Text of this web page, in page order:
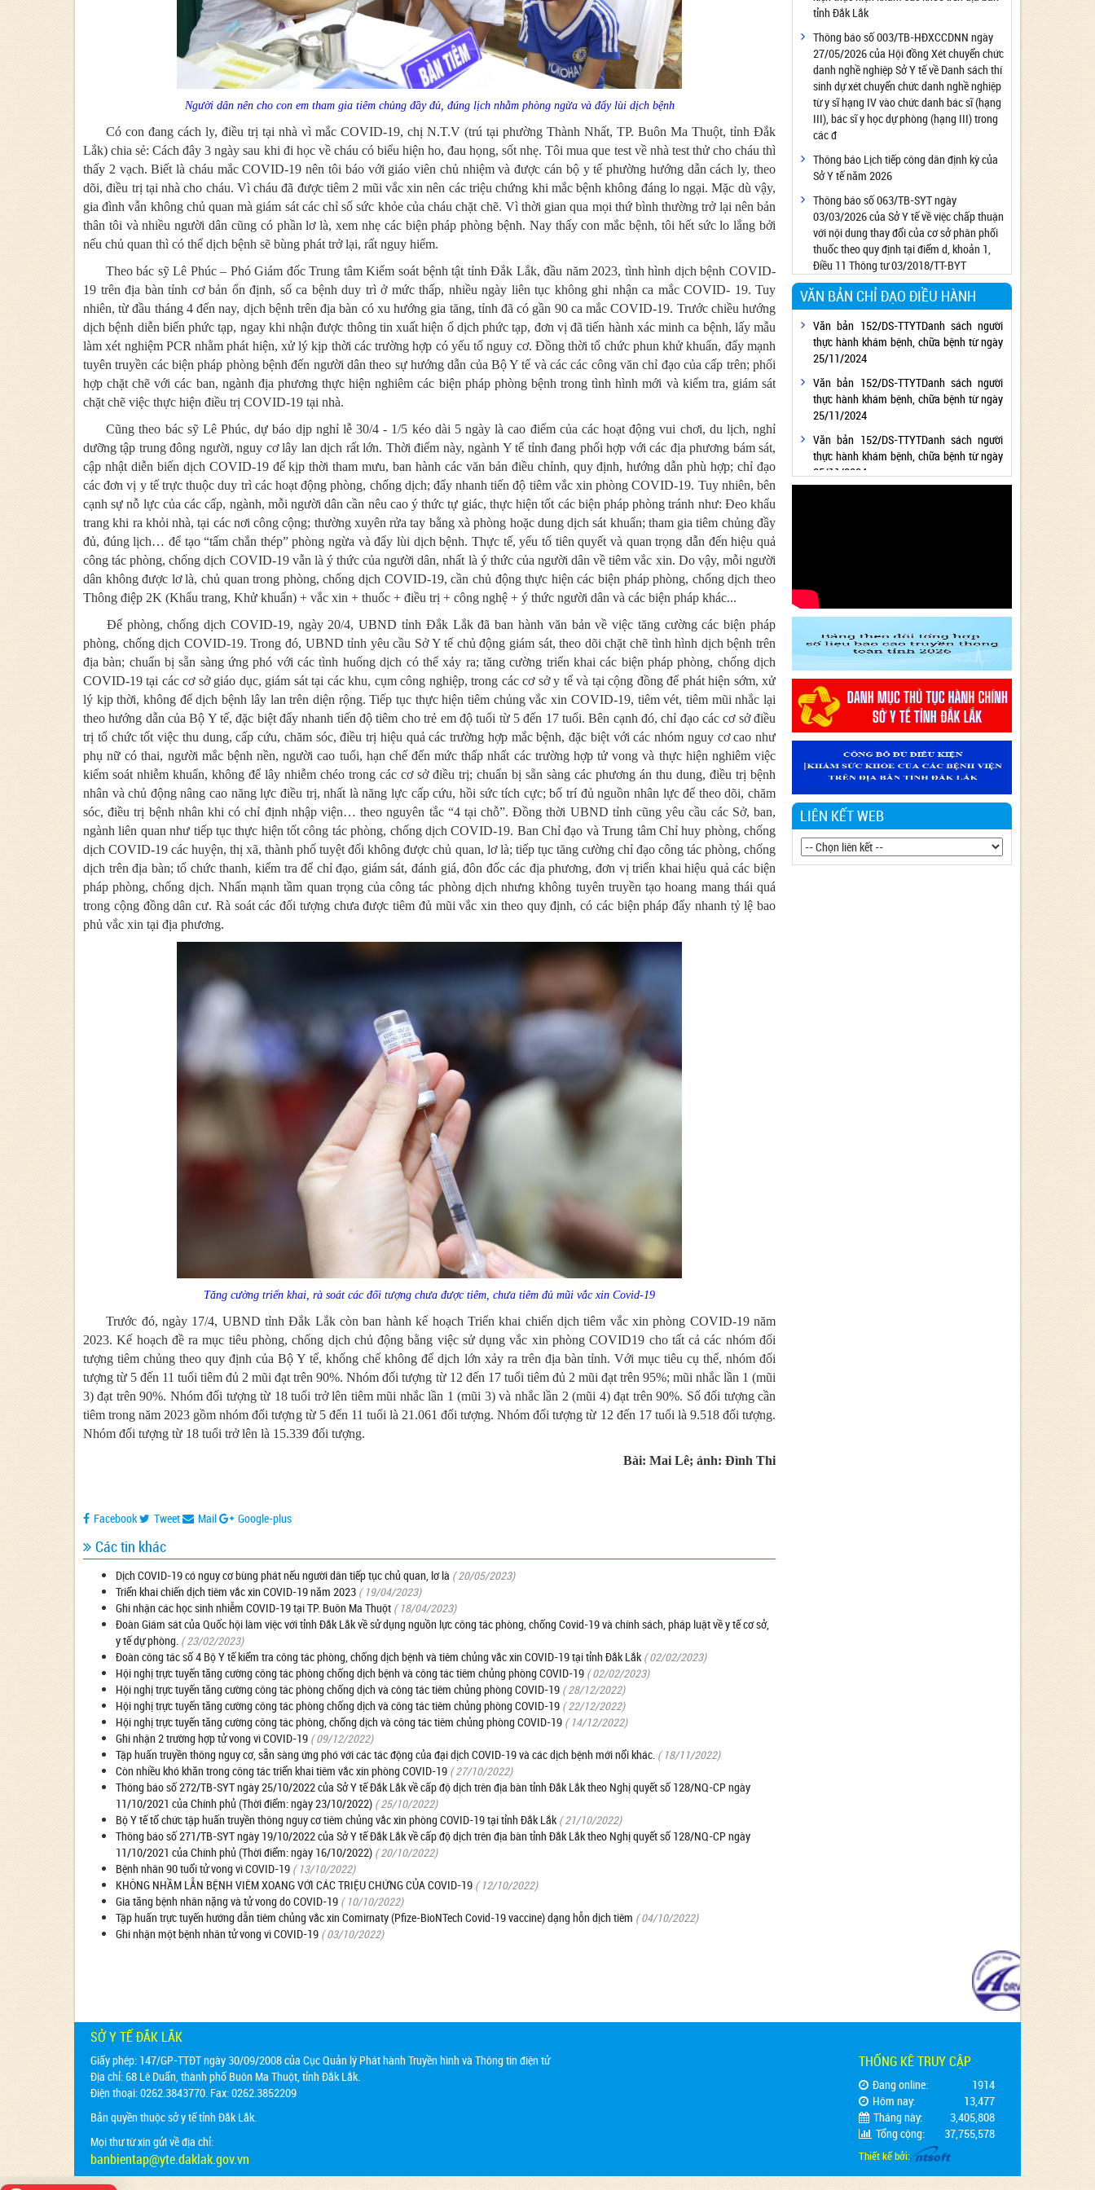
Người dân nên cho con em tham gia tiêm chủng đầy đủ, đúng lịch nhằm phòng ngừa và đẩy lùi dịch bệnh
Có con đang cách ly, điều trị tại nhà vì mắc COVID-19, chị N.T.V (trú tại phường Thành Nhất, TP. Buôn Ma Thuột, tỉnh Đắk
Lắk) chia sẻ: Cách đây 3 ngày sau khi đi học về cháu có biểu hiện ho, đau họng, sốt nhẹ. Tôi mua que test về nhà test thử cho cháu thì
thấy 2 vạch. Biết là cháu mắc COVID-19 nên tôi báo với giáo viên chủ nhiệm và được cán bộ y tế phường hướng dẫn cách ly, theo
dõi, điều trị tại nhà cho cháu. Vì cháu đã được tiêm 2 mũi vắc xin nên các triệu chứng khi mắc bệnh không đáng lo ngại. Mặc dù vậy,
gia đình vẫn không chủ quan mà giám sát các chỉ số sức khỏe của cháu chặt chẽ. Vì thời gian qua mọi thứ bình thường trở lại nên bản
thân tôi và nhiều người dân cũng có phần lơ là, xem nhẹ các biện pháp phòng bệnh. Nay thấy con mắc bệnh, tôi hết sức lo lắng bởi
nếu chủ quan thì có thể dịch bệnh sẽ bùng phát trở lại, rất nguy hiểm.
Theo bác sỹ Lê Phúc – Phó Giám đốc Trung tâm Kiểm soát bệnh tật tỉnh Đắk Lắk, đầu năm 2023, tình hình dịch bệnh COVID-
19 trên địa bàn tỉnh cơ bản ổn định, số ca bệnh duy trì ở mức thấp, nhiều ngày liên tục không ghi nhận ca mắc COVID- 19. Tuy
nhiên, từ đầu tháng 4 đến nay, dịch bệnh trên địa bàn có xu hướng gia tăng, tỉnh đã có gần 90 ca mắc COVID-19. Trước chiều hướng
dịch bệnh diễn biến phức tạp, ngay khi nhận được thông tin xuất hiện ổ dịch phức tạp, đơn vị đã tiến hành xác minh ca bệnh, lấy mẫu
làm xét nghiệm PCR nhằm phát hiện, xử lý kịp thời các trường hợp có yếu tố nguy cơ. Đồng thời tổ chức phun khử khuẩn, đẩy mạnh
tuyên truyền các biện pháp phòng bệnh đến người dân theo sự hướng dẫn của Bộ Y tế và các các công văn chỉ đạo của cấp trên; phối
hợp chặt chẽ với các ban, ngành địa phương thực hiện nghiêm các biện pháp phòng bệnh trong tình hình mới và kiểm tra, giám sát
chặt chẽ việc thực hiện điều trị COVID-19 tại nhà.
Cũng theo bác sỹ Lê Phúc, dự báo dịp nghỉ lễ 30/4 - 1/5 kéo dài 5 ngày là cao điểm của các hoạt động vui chơi, du lịch, nghỉ
dưỡng tập trung đông người, nguy cơ lây lan dịch rất lớn. Thời điểm này, ngành Y tế tỉnh đang phối hợp với các địa phương bám sát,
cập nhật diễn biến dịch COVID-19 để kịp thời tham mưu, ban hành các văn bản điều chỉnh, quy định, hướng dẫn phù hợp; chỉ đạo
các đơn vị y tế trực thuộc duy trì các hoạt động phòng, chống dịch; đẩy nhanh tiến độ tiêm vắc xin phòng COVID-19. Tuy nhiên, bên
cạnh sự nỗ lực của các cấp, ngành, mỗi người dân cần nêu cao ý thức tự giác, thực hiện tốt các biện pháp phòng tránh như: Đeo khẩu
trang khi ra khỏi nhà, tại các nơi công cộng; thường xuyên rửa tay bằng xà phòng hoặc dung dịch sát khuẩn; tham gia tiêm chủng đầy
đủ, đúng lịch… để tạo “tấm chắn thép” phòng ngừa và đẩy lùi dịch bệnh. Thực tế, yếu tố tiên quyết và quan trọng dẫn đến hiệu quả
công tác phòng, chống dịch COVID-19 vẫn là ý thức của người dân, nhất là ý thức của người dân về tiêm vắc xin. Do vậy, mỗi người
dân không được lơ là, chủ quan trong phòng, chống dịch COVID-19, cần chủ động thực hiện các biện pháp phòng, chống dịch theo
Thông điệp 2K (Khẩu trang, Khử khuẩn) + vắc xin + thuốc + điều trị + công nghệ + ý thức người dân và các biện pháp khác...
Để phòng, chống dịch COVID-19, ngày 20/4, UBND tỉnh Đắk Lắk đã ban hành văn bản về việc tăng cường các biện pháp
phòng, chống dịch COVID-19. Trong đó, UBND tỉnh yêu cầu Sở Y tế chủ động giám sát, theo dõi chặt chẽ tình hình dịch bệnh trên
địa bàn; chuẩn bị sẵn sàng ứng phó với các tình huống dịch có thể xảy ra; tăng cường triển khai các biện pháp phòng, chống dịch
COVID-19 tại các cơ sở giáo dục, giám sát tại các khu, cụm công nghiệp, trong các cơ sở y tế và tại cộng đồng để phát hiện sớm, xử
lý kịp thời, không để dịch bệnh lây lan trên diện rộng. Tiếp tục thực hiện tiêm chủng vắc xin COVID-19, tiêm vét, tiêm mũi nhắc lại
theo hướng dẫn của Bộ Y tế, đặc biệt đẩy nhanh tiến độ tiêm cho trẻ em độ tuổi từ 5 đến 17 tuổi. Bên cạnh đó, chỉ đạo các cơ sở điều
trị tổ chức tốt việc thu dung, cấp cứu, chăm sóc, điều trị hiệu quả các trường hợp mắc bệnh, đặc biệt với các nhóm nguy cơ cao như
phụ nữ có thai, người mắc bệnh nền, người cao tuổi, hạn chế đến mức thấp nhất các trường hợp tử vong và thực hiện nghiêm việc
kiểm soát nhiễm khuẩn, không để lây nhiễm chéo trong các cơ sở điều trị; chuẩn bị sẵn sàng các phương án thu dung, điều trị bệnh
nhân và chủ động nâng cao năng lực điều trị, nhất là năng lực cấp cứu, hồi sức tích cực; bố trí đủ nguồn nhân lực để theo dõi, chăm
sóc, điều trị bệnh nhân khi có chỉ định nhập viện… theo nguyên tắc “4 tại chỗ”. Đồng thời UBND tỉnh cũng yêu cầu các Sở, ban,
ngành liên quan như tiếp tục thực hiện tốt công tác phòng, chống dịch COVID-19. Ban Chỉ đạo và Trung tâm Chỉ huy phòng, chống
dịch COVID-19 các huyện, thị xã, thành phố tuyệt đối không được chủ quan, lơ là; tiếp tục tăng cường chỉ đạo công tác phòng, chống
dịch trên địa bàn; tổ chức thanh, kiểm tra để chỉ đạo, giám sát, đánh giá, đôn đốc các địa phương, đơn vị triển khai hiệu quả các biện
pháp phòng, chống dịch. Nhấn mạnh tầm quan trọng của công tác phòng dịch nhưng không tuyên truyền tạo hoang mang thái quá
trong cộng đồng dân cư. Rà soát các đối tượng chưa được tiêm đủ mũi vắc xin theo quy định, có các biện pháp đẩy nhanh tỷ lệ bao
phủ vắc xin tại địa phương.
Tăng cường triển khai, rà soát các đối tượng chưa được tiêm, chưa tiêm đủ mũi vắc xin Covid-19
Trước đó, ngày 17/4, UBND tỉnh Đắk Lắk còn ban hành kế hoạch Triển khai chiến dịch tiêm vắc xin phòng COVID-19 năm
2023. Kế hoạch đề ra mục tiêu phòng, chống dịch chủ động bằng việc sử dụng vắc xin phòng COVID19 cho tất cả các nhóm đối
tượng tiêm chủng theo quy định của Bộ Y tế, khống chế không để dịch lớn xảy ra trên địa bàn tỉnh. Với mục tiêu cụ thể, nhóm đối
tượng từ 5 đến 11 tuổi tiêm đủ 2 mũi đạt trên 90%. Nhóm đối tượng từ 12 đến 17 tuổi tiêm đủ 2 mũi đạt trên 95%; mũi nhắc lần 1 (mũi
3) đạt trên 90%. Nhóm đối tượng từ 18 tuổi trở lên tiêm mũi nhắc lần 1 (mũi 3) và nhắc lần 2 (mũi 4) đạt trên 90%. Số đối tượng cần
tiêm trong năm 2023 gồm nhóm đối tượng từ 5 đến 11 tuổi là 21.061 đối tượng. Nhóm đối tượng từ 12 đến 17 tuổi là 9.518 đối tượng.
Nhóm đối tượng từ 18 tuổi trở lên là 15.339 đối tượng.
Bài: Mai Lê; ảnh: Đình Thi
Facebook Tweet Mail Google-plus
Các tin khác
Dịch COVID-19 có nguy cơ bùng phát nếu người dân tiếp tục chủ quan, lơ là ( 20/05/2023)
Triển khai chiến dịch tiêm vắc xin COVID-19 năm 2023 ( 19/04/2023)
Ghi nhận các học sinh nhiễm COVID-19 tại TP. Buôn Ma Thuột ( 18/04/2023)
Đoàn Giám sát của Quốc hội làm việc với tỉnh Đắk Lắk về sử dụng nguồn lực công tác phòng, chống Covid-19 và chính sách, pháp luật về y tế cơ sở,
y tế dự phòng. ( 23/02/2023)
Đoàn công tác số 4 Bộ Y tế kiểm tra công tác phòng, chống dịch bệnh và tiêm chủng vắc xin COVID-19 tại tỉnh Đắk Lắk ( 02/02/2023)
Hội nghị trực tuyến tăng cường công tác phòng chống dịch bệnh và công tác tiêm chủng phòng COVID-19 ( 02/02/2023)
Hội nghị trực tuyến tăng cường công tác phòng chống dịch và công tác tiêm chủng phòng COVID-19 ( 28/12/2022)
Hội nghị trực tuyến tăng cường công tác phòng chống dịch và công tác tiêm chủng phòng COVID-19 ( 22/12/2022)
Hội nghị trực tuyến tăng cường công tác phòng, chống dịch và công tác tiêm chủng phòng COVID-19 ( 14/12/2022)
Ghi nhận 2 trường hợp tử vong vì COVID-19 ( 09/12/2022)
Tập huấn truyền thông nguy cơ, sẵn sàng ứng phó với các tác động của đại dịch COVID-19 và các dịch bệnh mới nổi khác. ( 18/11/2022)
Còn nhiều khó khăn trong công tác triển khai tiêm vắc xin phòng COVID-19 ( 27/10/2022)
Thông báo số 272/TB-SYT ngày 25/10/2022 của Sở Y tế Đắk Lắk về cấp độ dịch trên địa bàn tỉnh Đắk Lắk theo Nghị quyết số 128/NQ-CP ngày
11/10/2021 của Chính phủ (Thời điểm: ngày 23/10/2022) ( 25/10/2022)
Bộ Y tế tổ chức tập huấn truyền thông nguy cơ tiêm chủng vắc xin phòng COVID-19 tại tỉnh Đắk Lắk ( 21/10/2022)
Thông báo số 271/TB-SYT ngày 19/10/2022 của Sở Y tế Đắk Lắk về cấp độ dịch trên địa bàn tỉnh Đắk Lắk theo Nghị quyết số 128/NQ-CP ngày
11/10/2021 của Chính phủ (Thời điểm: ngày 16/10/2022) ( 20/10/2022)
Bệnh nhân 90 tuổi tử vong vì COVID-19 ( 13/10/2022)
KHÔNG NHẦM LẪN BỆNH VIÊM XOANG VỚI CÁC TRIỆU CHỨNG CỦA COVID-19 ( 12/10/2022)
Gia tăng bệnh nhân nặng và tử vong do COVID-19 ( 10/10/2022)
Tập huấn trực tuyến hướng dẫn tiêm chủng vắc xin Comirnaty (Pfize-BioNTech Covid-19 vaccine) dạng hỗn dịch tiêm ( 04/10/2022)
Ghi nhận một bệnh nhân tử vong vì COVID-19 ( 03/10/2022)
Công bố đủ điều kiện cung cấp dịch vụ diệt
côn trùng, diệt khuẩn bằng chế phẩm
Công bố cơ sở đủ điều kiện quan trắc môi
trường lao động
Công bố hồ sơ về trang thiết bị y tế
Công bố cơ sở đủ điều kiện tiêm chủng
Cơ sở Massage đủ điều kiện hoạt động
Cơ sở thẩm mỹ đủ điều kiện hoạt động
tỉnh Đắk Lắk
Thông báo số 003/TB-HĐXCCDNN ngày
27/05/2026 của Hội đồng Xét chuyển chức
danh nghề nghiệp Sở Y tế về Danh sách thí
sinh dự xét chuyển chức danh nghề nghiệp
từ y sĩ hạng IV vào chức danh bác sĩ (hạng
III), bác sĩ y học dự phòng (hạng III) trong
các đ
Thông báo Lịch tiếp công dân định kỳ của
Sở Y tế năm 2026
Thông báo số 063/TB-SYT ngày
03/03/2026 của Sở Y tế về việc chấp thuận
với nội dung thay đổi của cơ sở phân phối
thuốc theo quy định tại điểm d, khoản 1,
Điều 11 Thông tư 03/2018/TT-BYT
VĂN BẢN CHỈ ĐẠO ĐIỀU HÀNH
Văn bản 152/DS-TTYTDanh sách người
thực hành khám bệnh, chữa bệnh từ ngày
25/11/2024
Văn bản 152/DS-TTYTDanh sách người
thực hành khám bệnh, chữa bệnh từ ngày
25/11/2024
Văn bản 152/DS-TTYTDanh sách người
thực hành khám bệnh, chữa bệnh từ ngày
25/11/2024
2024 - Lĩnh vực Y tế
Văn bản 24/KH-SYT về việc thực hiện
Chương trình hành động thực hiện Nghị
quyết số 01/NQ-CP ngày 05/01/2024 của
Chính phủ về nhiệm vụ, giải pháp chủ yếu
thực hiện Kế hoạch phát triển kinh tế - xã
hội và Dự toán ngân sách nhà nước năm
2024 - Lĩnh vực Y tế
Văn bản 24/KH-SYT về việc thực hiện
Chương trình hành động thực hiện Nghị
quyết số 01/NQ-CP ngày 05/01/2024 của
thực hiện Kế hoạch phát triển kinh tế - xã
hội và Dự toán ngân sách nhà nước năm
2024 - Lĩnh vực Y tế
Văn bản 90/KH-BCĐ-PH06 thực hiện
LIÊN KẾT WEB
SỞ Y TẾ ĐẮK LẮK
Giấy phép: 147/GP-TTĐT ngày 30/09/2008 của Cục Quản lý Phát hành Truyền hình và Thông tin điện tử
Địa chỉ:68 Lê Duẩn, thành phố Buôn Ma Thuột, tỉnh Đắk Lắk.
Điện thoại: 0262.3843770. Fax: 0262.3852209
Bản quyền thuộc sở y tế tỉnh Đắk Lắk.
Mọi thư từ xin gửi về địa chỉ:
banbientap@yte.daklak.gov.vn
THỐNG KÊ TRUY CẬP
Đang online:
1914
Hôm nay:
13,477
Tháng này:
3,405,808
Tổng cộng:
37,755,578
Thiết kế bởi: